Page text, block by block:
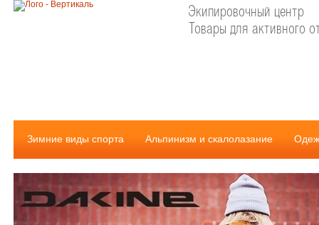
Экипировочный центр
Товары для активного
Зимние виды спорта Альпинизм и скалолазание